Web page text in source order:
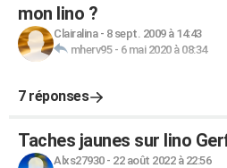
mon lino ?
Clairalina- 8 sept. 2009 à 14:43
mherv95- 6 mai 2020 à 08:34
7 réponses
Taches jaunes sur lino
Alxs27930- 22 août 2022 à 22:56